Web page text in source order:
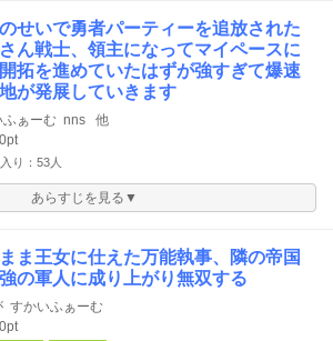
せいで勇者パーティーを追放された
ん戦士、領主になってマイペースに
拓を進めていたはずが強すぎて爆速
が発展していきます
ふぁーむ nns 他
り：53人
あらすじを見る▼
ま王女に仕えた万能執事、隣の帝国
の軍人に成り上がり無双する
すかいふぁーむ